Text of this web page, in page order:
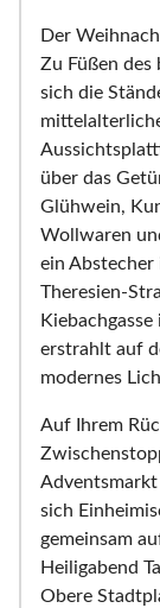
Der
Zu Füßen des
sich die
über das
Glühwein,
Wollwaren
ein Abstecher
Theresien-
erstrahlt auf
modernes
Auf Ihrem
sich
gemeinsam
Heiligabend
Obere